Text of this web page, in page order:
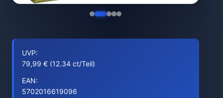
UVP:
79,99 € (12.34 ct/Teil)
EAN:
5702016619096